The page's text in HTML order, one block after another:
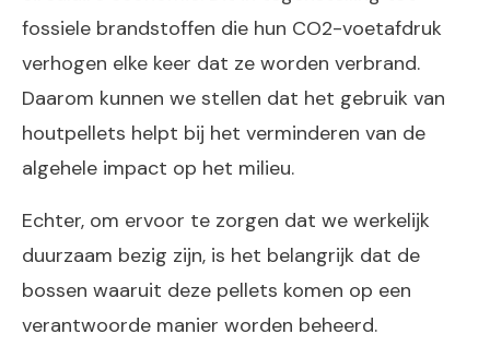
fossiele brandstoffen die hun CO2-voetafdruk
verhogen elke keer dat ze worden verbrand.
Daarom kunnen we stellen dat het gebruik van
houtpellets helpt bij het verminderen van de
algehele impact op het milieu.
Echter, om ervoor te zorgen dat we werkelijk
duurzaam bezig zijn, is het belangrijk dat de
bossen waaruit deze pellets komen op een
verantwoorde manier worden beheerd.